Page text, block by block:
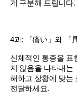
게 구분해 드립니다.
4과: 「痛い」와 「
신체적인 통증을 표
지 않음을 나타내는
해하고 상황에 맞는
전달하세요.